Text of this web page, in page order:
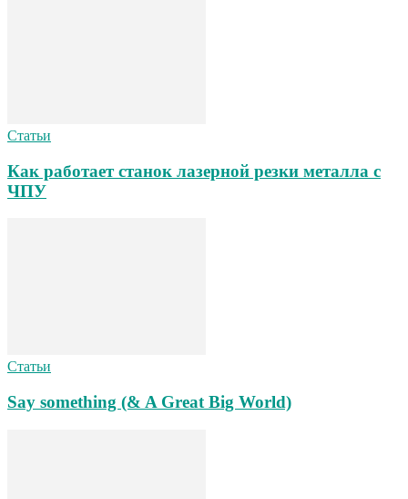
Статьи
Как работает станок лазерной резки металла с
ЧПУ
Статьи
Say something (& A Great Big World)